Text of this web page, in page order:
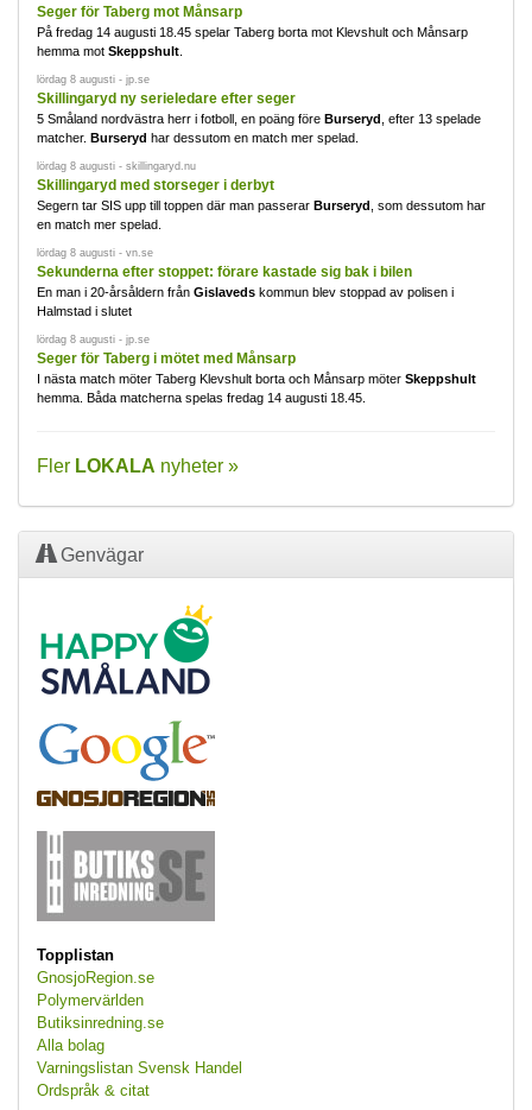
Seger för Taberg mot Månsarp
På fredag 14 augusti 18.45 spelar Taberg borta mot Klevshult och Månsarp
hemma mot Skeppshult
lördag 8 augusti - jp.se
Skillingaryd ny serieledare efter seger
5 Småland nordvästra herr i fotboll, en poäng före Burseryd , efter 13 spelade
matcher. Burseryd har dessutom en match mer spelad.
lördag 8 augusti - skillingaryd.nu
Skillingaryd med storseger i derbyt
Segern tar SIS upp till toppen där man passerar Burseryd , som dessutom har
en match mer spelad.
lördag 8 augusti - vn.se
Sekunderna efter stoppet: förare kastade sig bak i bilen
En man i 20-årsåldern från Gislaveds kommun blev stoppad av polisen i
Halmstad i slutet
lördag 8 augusti - jp.se
Seger för Taberg i mötet med Månsarp
I nästa match möter Taberg Klevshult borta och Månsarp möter Skeppshult
hemma. Båda matcherna spelas fredag 14 augusti 18.45.
Fler LOKALA nyheter »
Genvägar
Topplistan
GnosjoRegion.se
Polymervärlden
Butiksinredning.se
Alla bolag
Varningslistan Svensk Handel
Ordspråk & citat